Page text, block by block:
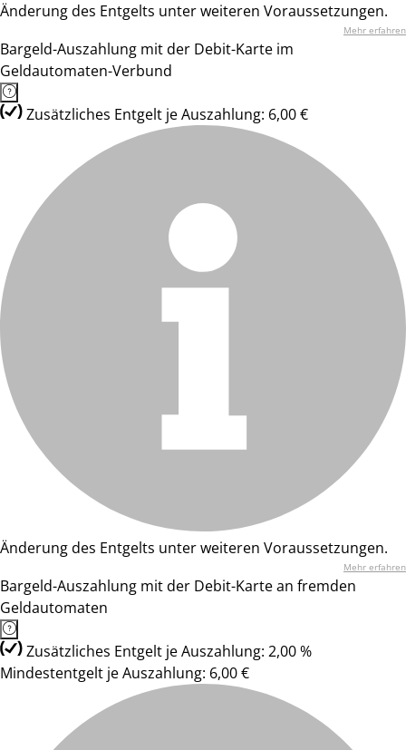
Änderung des Entgelts unter weiteren Voraussetzungen.
Mehr erfahren
Bargeld-Auszahlung mit der Debit-Karte im
Geldautomaten-Verbund
Zusätzliches Entgelt je Auszahlung: 6,00 €
Änderung des Entgelts unter weiteren Voraussetzungen.
Mehr erfahren
Bargeld-Auszahlung mit der Debit-Karte an fremden
Geldautomaten
Zusätzliches Entgelt je Auszahlung: 2,00 %
Mindestentgelt je Auszahlung: 6,00 €